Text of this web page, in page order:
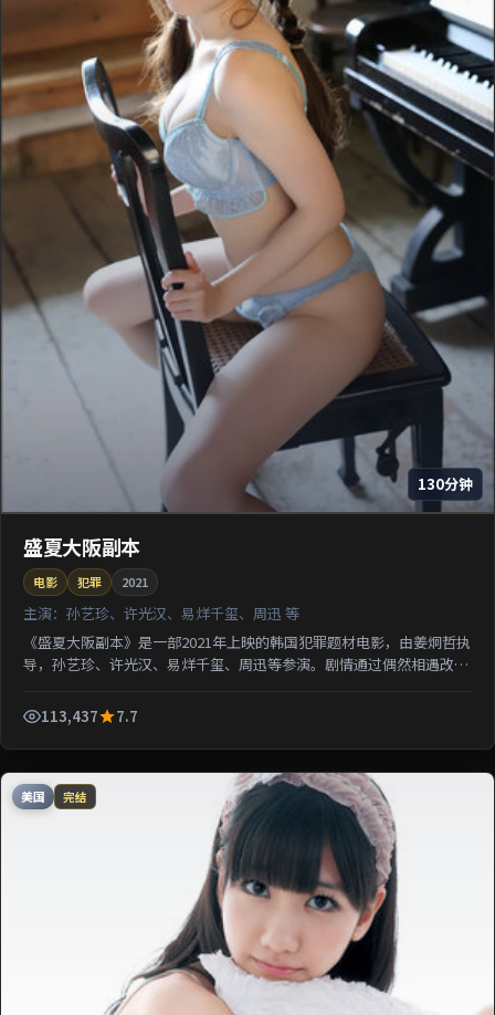
130分钟
盛夏大阪副本
电影 犯罪 2021
主演： 孙艺珍、许光汉、易烊千玺、周迅 等
《盛夏大阪副本》是一部2021年上映的韩国犯罪题材电影，由姜炯哲执
导，孙艺珍、许光汉、易烊千玺、周迅等参演。剧情通过偶然相遇改写
113,437
7.7
美国 完结